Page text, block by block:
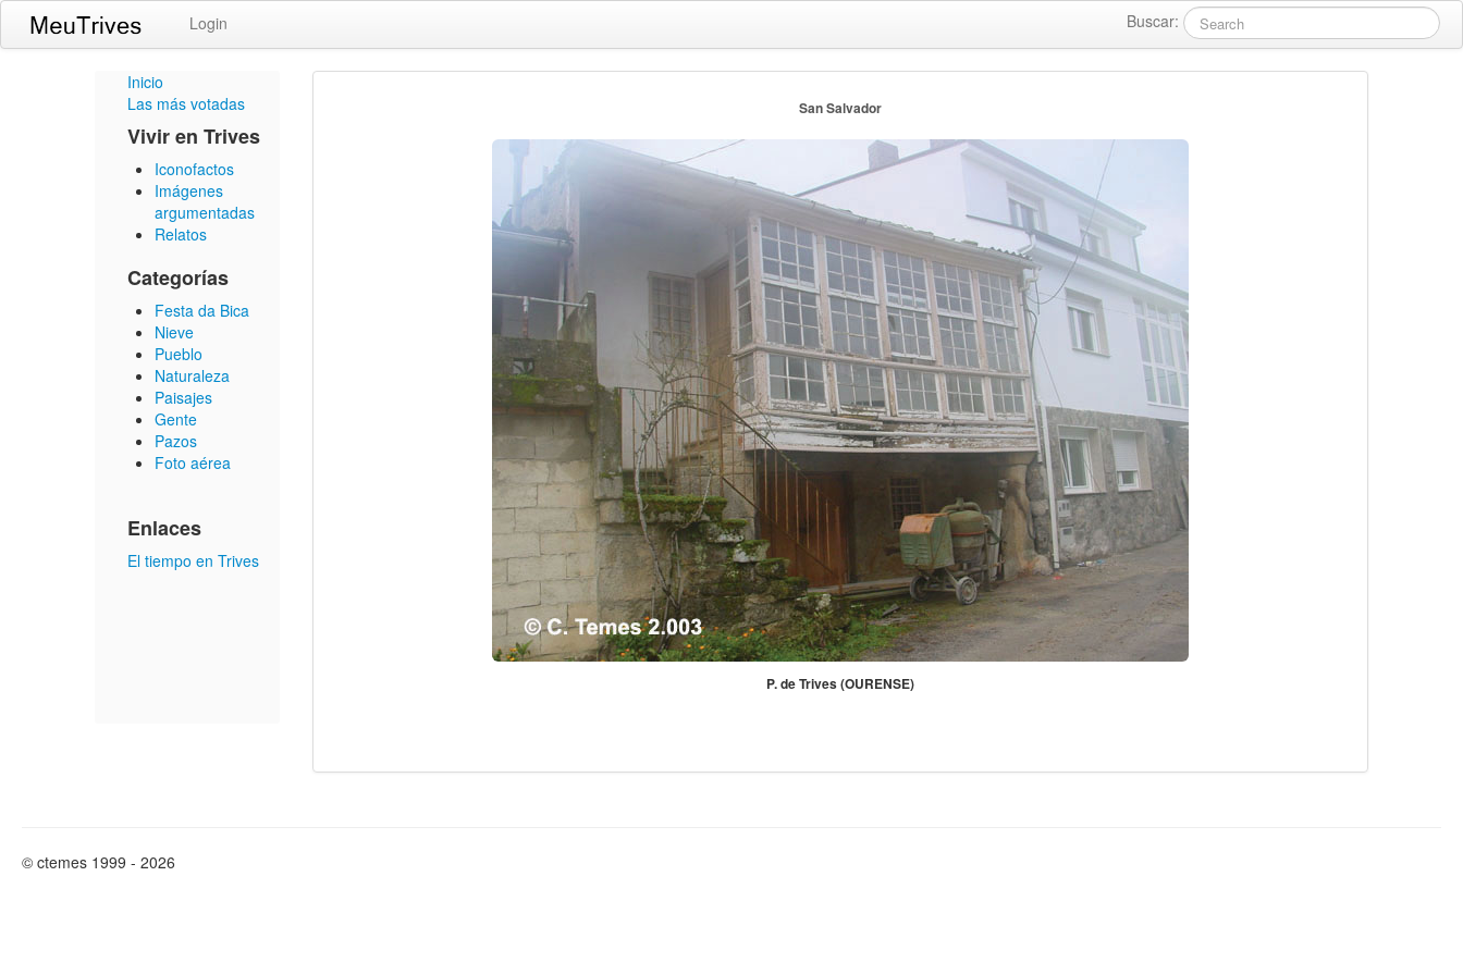
Buscar:
Login
Inicio
Las más votadas
Vivir en Trives
Iconofactos
Imágenes
argumentadas
Relatos
Categorías
Festa da Bica
Nieve
Pueblo
Naturaleza
Paisajes
Gente
Pazos
Foto aérea
Enlaces
El tiempo en Trives
San Salvador
P. de Trives (OURENSE)
© ctemes 1999 - 2026